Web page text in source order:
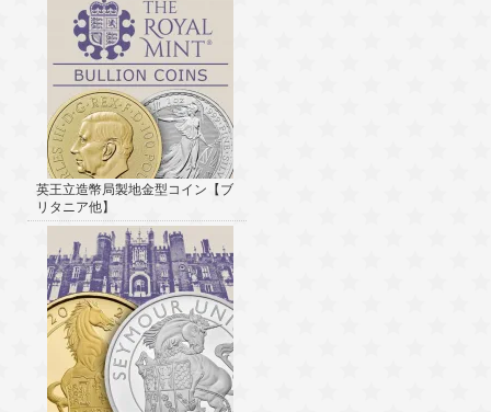
英王立造幣局製地金型コイン【ブ
リタニア他】